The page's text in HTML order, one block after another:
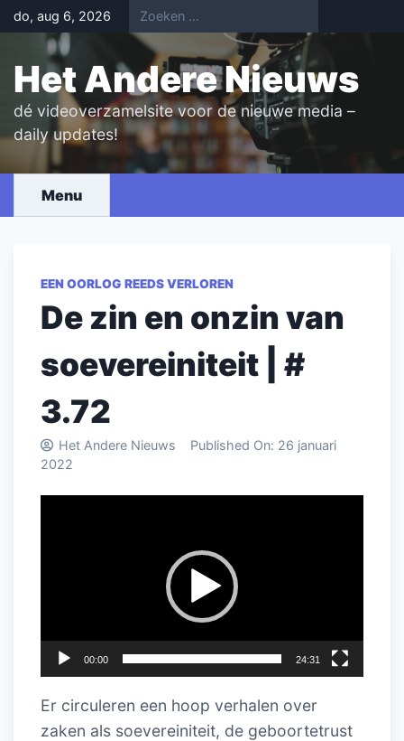
Skip
to
content
do, aug 6, 2026
Het Andere Nieuws
dé videoverzamelsite voor de nieuwe media –
daily updates!
Menu
EEN OORLOG REEDS VERLOREN
De zin en onzin van
soevereiniteit | #
3.72
Het Andere Nieuws Published On: 26 januari
2022
00:00 24:31
Er circuleren een hoop verhalen over
zaken als soevereiniteit, de geboortetrust